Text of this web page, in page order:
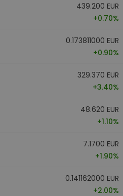
439.200 EUR
+0.70%
0.173811000 EUR
+0.90%
329.370 EUR
+3.40%
48.620 EUR
+1.10%
7.1700 EUR
+1.90%
0.141162000 EUR
+2.00%